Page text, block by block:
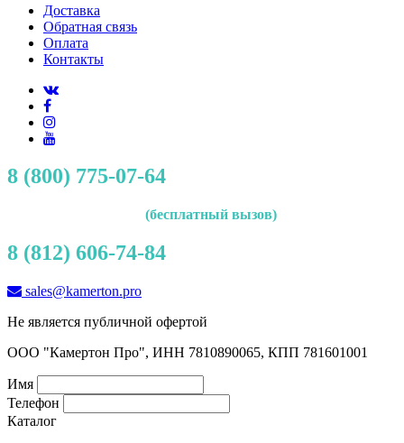
Доставка
Обратная связь
Оплата
Контакты
8 (800) 775-07-64
(бесплатный вызов)
8 (812) 606-74-84
sales@kamerton.pro
Не является публичной офертой
ООО "Камертон Про", ИНН 7810890065, КПП 781601001
Имя
Телефон
Каталог